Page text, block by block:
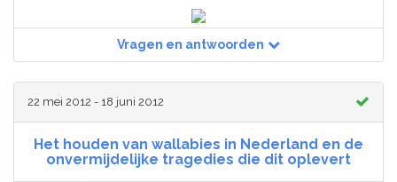
Vragen en antwoorden
22 mei 2012 - 18 juni 2012
Het houden van wallabies in Nederland en de
onvermijdelijke tragedies die dit oplevert